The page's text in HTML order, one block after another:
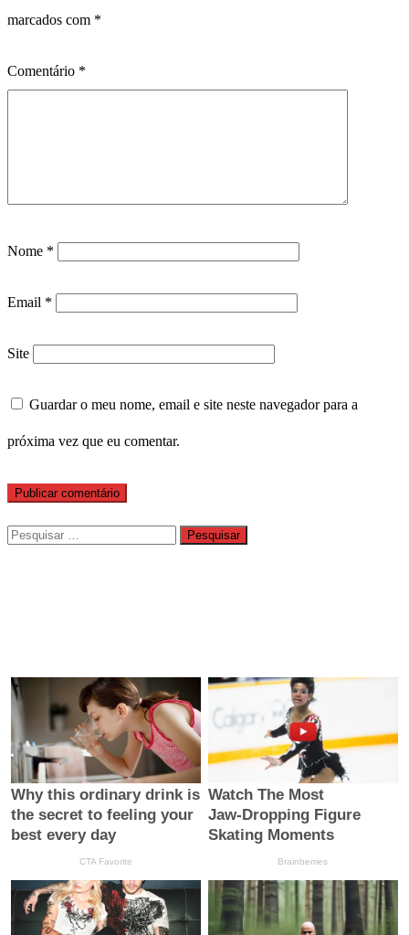
marcados com *
Comentário *
Nome *
Email *
Site
Guardar o meu nome, email e site neste navegador para a
próxima vez que eu comentar.
Pesquisar
por: